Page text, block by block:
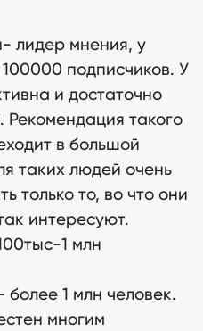
лидер мнения, у
подписчиков. У
и достаточно
Рекомендация такого
в большой
таких людей очень
только то, во что они
интересуют.
1 млн
1 млн человек.
многим